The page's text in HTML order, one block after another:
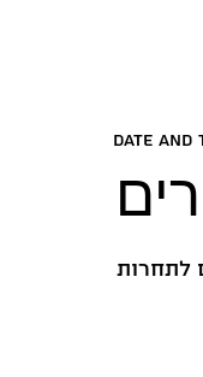
Date and